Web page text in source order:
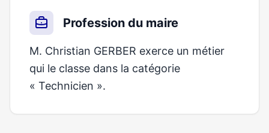
Profession du maire
M. Christian GERBER exerce un métier
qui le classe dans la catégorie
« Technicien ».